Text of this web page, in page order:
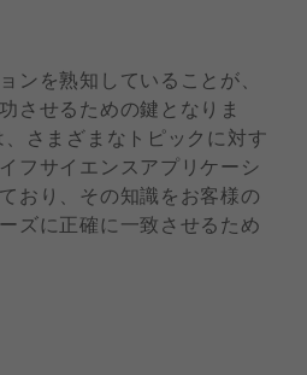
ンを熟知していることが、
させるための鍵となりま
さまざまなトピックに対す
フサイエンスアプリケーシ
おり、その知識をお客様の
ズに正確に一致させるため